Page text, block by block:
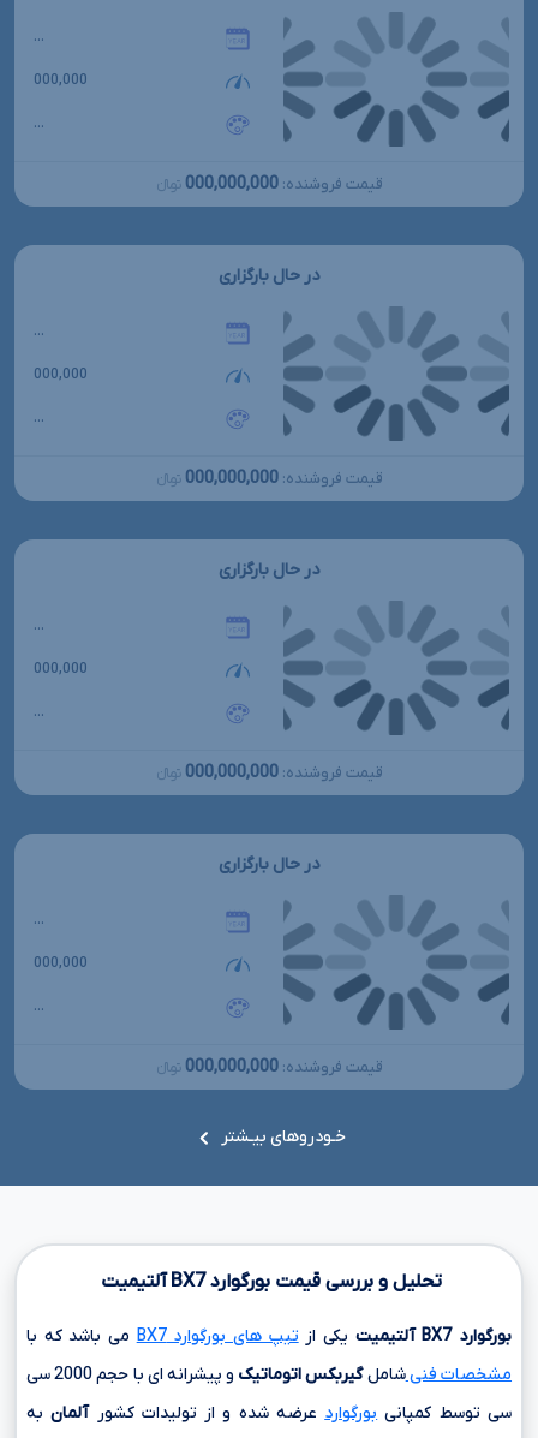
...
000,000
...
قیمت فروشنده: 000,000,000 تومانءءء
در حال بارگزاری
...
000,000
...
قیمت فروشنده: 000,000,000 تومانءءء
در حال بارگزاری
...
000,000
...
قیمت فروشنده: 000,000,000 تومانءءء
در حال بارگزاری
...
000,000
...
قیمت فروشنده: 000,000,000 تومانءءء
خـودروهای بیـشتر
تحلیل و بررسی قیمت بورگواردBX7آلتیمیت
بورگواردBX7آلتیمیت یکی از تیپ های بورگوارد BX7
می باشد که با
مشخصات فنیشاملگیربکس اتوماتیک و پیشرانه ای با حجم
2000 سی
سیتوسط کمپانی بورگوارد عرضه شده و از تولیدات کشورآلمانبه